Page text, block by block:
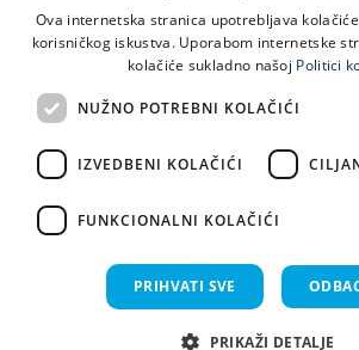
LINKOVI
Uvjeti korištenja
Ova internetska stranica upotrebljava
korisničkog iskustva. Uporabom internetske
kolačiće sukladno našoj Politici
NUŽNO POTREBNI KOLAČIĆI
IZVEDBENI KOLAČIĆI
FUNKCIONALNI KOLAČIĆI
PRIHVATI SVE
PRIKAŽI DETALJE